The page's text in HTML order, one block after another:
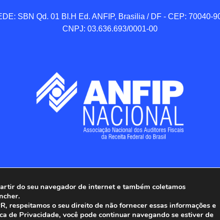
SBN Qd. 01 BI.H Ed. ANFIP, Brasilia / DF - CEP: 70040-
CNPJ: 03.636.693/0001-00
Nacional dos Auditores Fiscais da Receita Federal
Todos os Direitos Reservados.
do seu navegador de internet e também coletamos
respeitamos o seu direito de não fornecer essas informações e
de Privacidade, você pode continuar navegando se estiver de